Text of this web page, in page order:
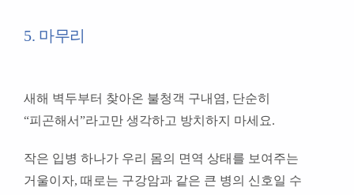
5. 마무리
새해 벽두부터 찾아온 불청객 구내염, 단순히
“피곤해서”라고만 생각하고 방치하지 마세요.
작은 입병 하나가 우리 몸의 면역 상태를 보여주는
거울이자, 때로는 구강암과 같은 큰 병의 신호일 수